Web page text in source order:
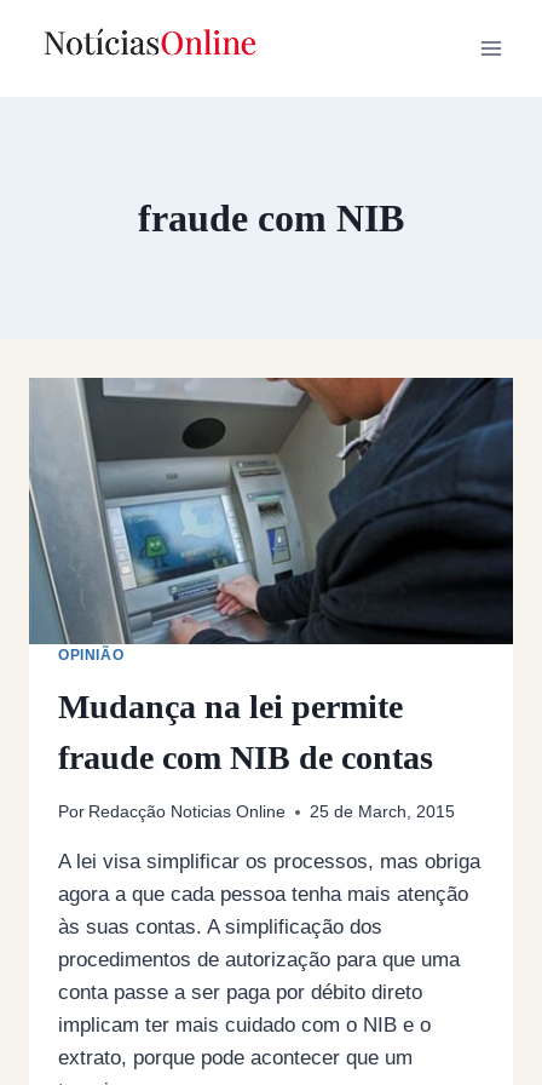
fraude com NIB
OPINIÃO
Mudança na lei permite
fraude com NIB de contas
Por Redacção Noticias Online 25 de March, 2015
A lei visa simplificar os processos, mas obriga
agora a que cada pessoa tenha mais atenção
às suas contas. A simplificação dos
procedimentos de autorização para que uma
conta passe a ser paga por débito direto
implicam ter mais cuidado com o NIB e o
extrato, porque pode acontecer que um